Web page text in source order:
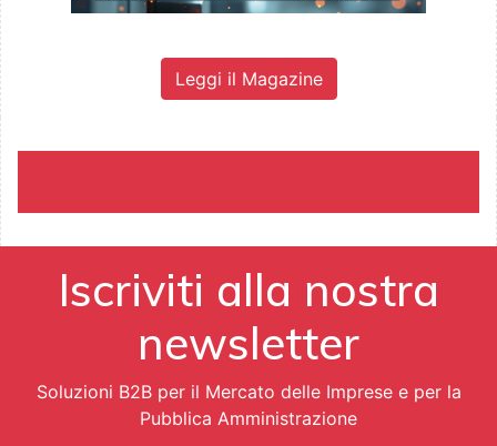
Leggi il Magazine
Iscriviti alla nostra
newsletter
Soluzioni B2B per il Mercato delle Imprese e per la
Pubblica Amministrazione